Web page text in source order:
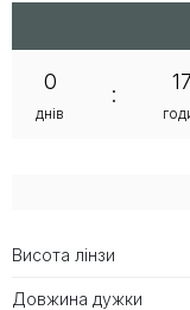
Висота лінзи
Довжина дужки
0
днів
:
17